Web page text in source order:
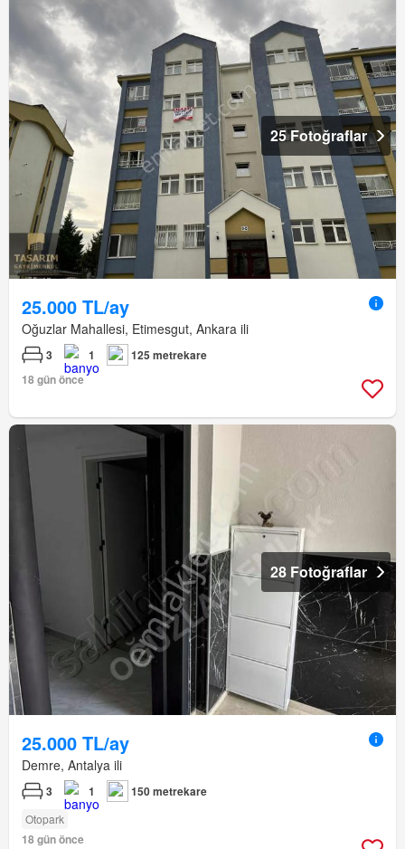
25 Fotoğraflar
25.000 TL/ay
Oğuzlar Mahallesi, Etimesgut, Ankara ili
3 1
125 metrekare
18 gün önce
28 Fotoğraflar
25.000 TL/ay
Demre, Antalya ili
3 1 150 metrekare
Otopark
18 gün önce